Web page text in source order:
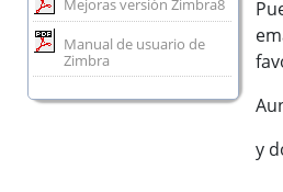
Mejoras versión Zimbra8
Manual de usuario de
Zimbra
y